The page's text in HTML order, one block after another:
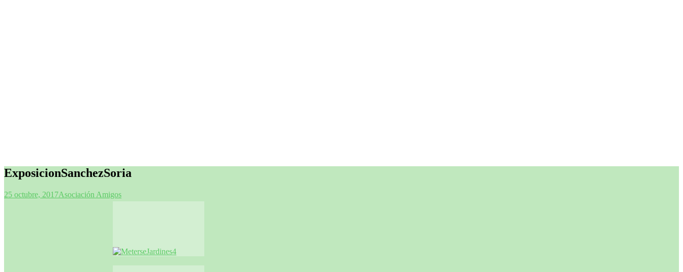
ExposicionSanchezSoria
25 octubre, 2017Asociación Amigos